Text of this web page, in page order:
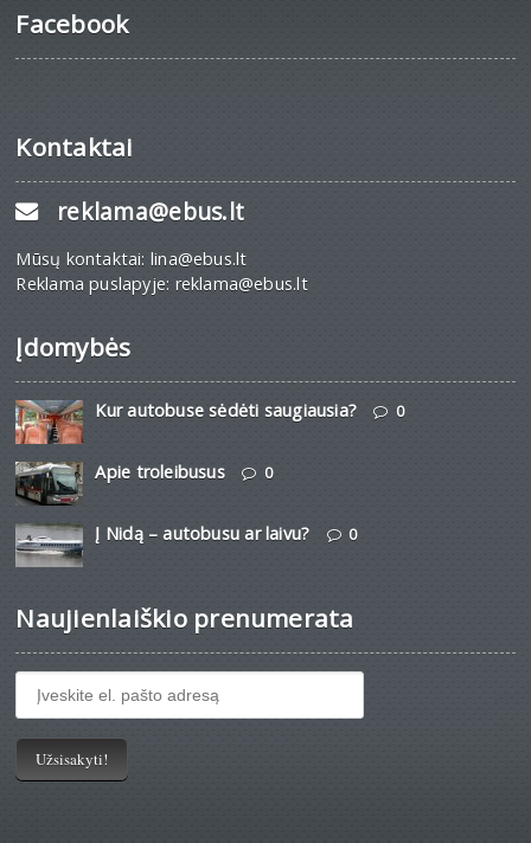
Facebook
Kontaktai
reklama@ebus.lt
Mūsų kontaktai: lina@ebus.lt
Reklama puslapyje: reklama@ebus.lt
Įdomybės
Kur autobuse sėdėti saugiausia? 0
Apie troleibusus 0
Į Nidą – autobusu ar laivu? 0
Naujienlaiškio prenumerata